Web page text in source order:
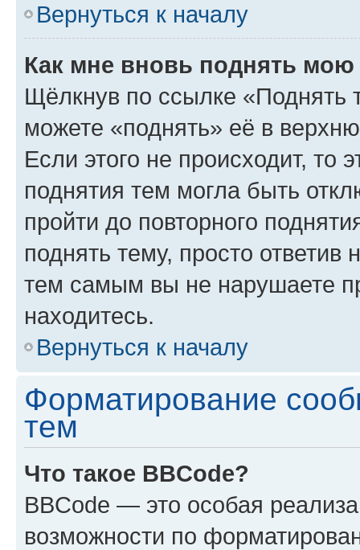
Вернуться к началу
Как мне вновь поднять мою
Щёлкнув по ссылке «Поднять
можете «поднять» её в
Если этого не происходит, то
поднятия тем могла быть
пройти до повторного
поднять тему, просто ответив
тем самым вы не нарушаете
находитесь.
Вернуться к началу
Форматирование
тем
Что такое BBCode?
BBCode — это особая
возможности по